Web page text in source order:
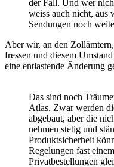
der Fall. Und wer
weiss auch nicht, aus
Sendungen noch
Aber wir, an den
fressen und diesem
eine entlastende Änderung
Das sind noch
Atlas. Zwar werden
abgebaut, aber die
nehmen stetig und
Produktsicherheit
Regelungen fast
Privatbestellungen